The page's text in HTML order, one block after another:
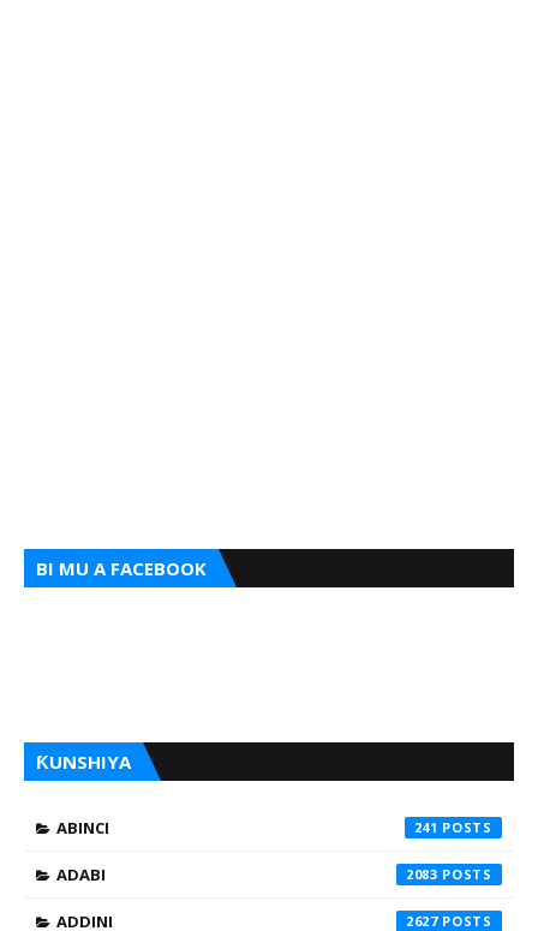
BI MU A FACEBOOK
ƘUNSHIYA
ABINCI 241
ADABI 2083
ADDINI 2627